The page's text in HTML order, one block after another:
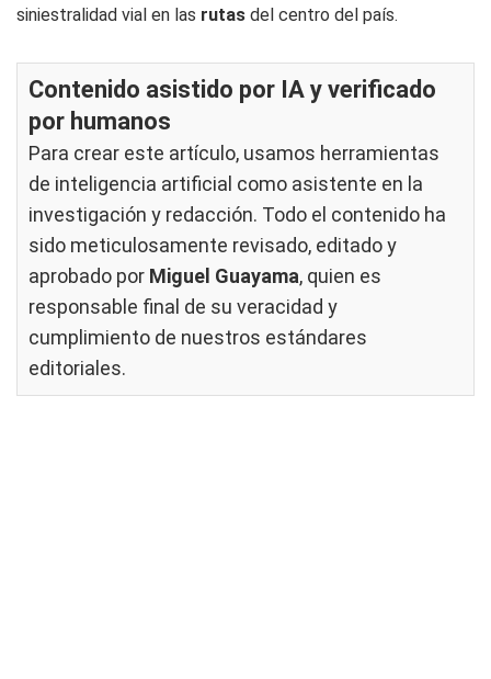
siniestralidad vial en las rutas del centro del país.
Contenido asistido por IA y verificado
por humanos
Para crear este artículo, usamos herramientas
de inteligencia artificial como asistente en la
investigación y redacción. Todo el contenido ha
sido meticulosamente revisado, editado y
aprobado por Miguel Guayama, quien es
responsable final de su veracidad y
cumplimiento de nuestros estándares
editoriales.